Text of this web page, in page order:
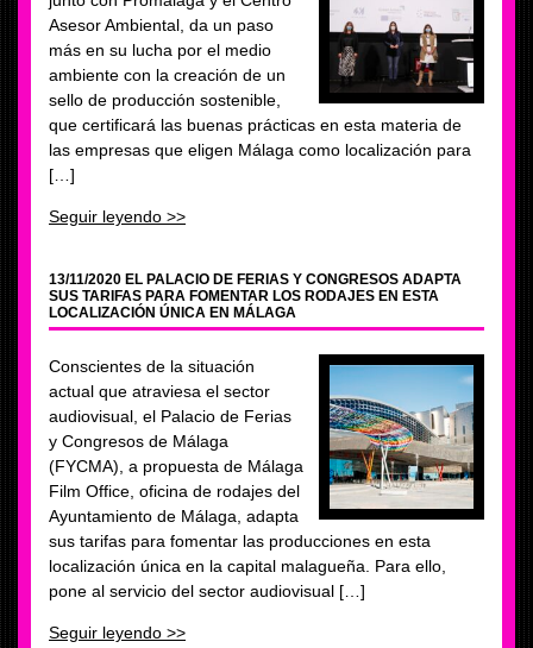
Asesor Ambiental, da un paso
más en su lucha por el medio
ambiente con la creación de un
sello de producción sostenible,
que certificará las buenas prácticas en esta materia de
las empresas que eligen Málaga como localización para
[…]
Seguir leyendo >>
13/11/2020 EL PALACIO DE FERIAS Y CONGRESOS ADAPTA
SUS TARIFAS PARA FOMENTAR LOS RODAJES EN ESTA
LOCALIZACIÓN ÚNICA EN MÁLAGA
Conscientes de la situación
actual que atraviesa el sector
audiovisual, el Palacio de Ferias
y Congresos de Málaga
(FYCMA), a propuesta de Málaga
Film Office, oficina de rodajes del
Ayuntamiento de Málaga, adapta
sus tarifas para fomentar las producciones en esta
localización única en la capital malagueña. Para ello,
pone al servicio del sector audiovisual […]
Seguir leyendo >>